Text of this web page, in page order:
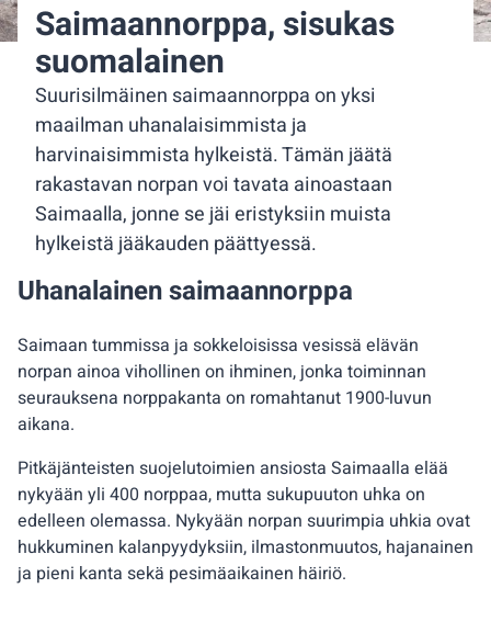
Saimaannorppa, sisukas
suomalainen
Suurisilmäinen saimaannorppa on yksi
maailman uhanalaisimmista ja
harvinaisimmista hylkeistä. Tämän jäätä
rakastavan norpan voi tavata ainoastaan
Saimaalla, jonne se jäi eristyksiin muista
hylkeistä jääkauden päättyessä.
Uhanalainen saimaannorppa
Saimaan tummissa ja sokkeloisissa vesissä elävän
norpan ainoa vihollinen on ihminen, jonka toiminnan
seurauksena norppakanta on romahtanut 1900-luvun
aikana.
Pitkäjänteisten suojelutoimien ansiosta Saimaalla elää
nykyään yli 400 norppaa, mutta sukupuuton uhka on
edelleen olemassa. Nykyään norpan suurimpia uhkia ovat
hukkuminen kalanpyydyksiin, ilmastonmuutos, hajanainen
ja pieni kanta sekä pesimäaikainen häiriö.